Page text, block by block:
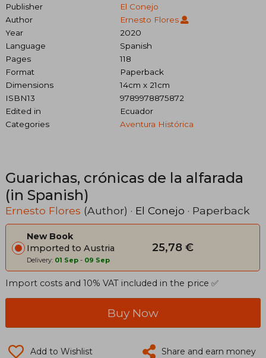
Publisher
El Conejo
Author
Ernesto Flores
Year
2020
Language
Spanish
Pages
118
Format
Paperback
Dimensions
14cm x 21cm
ISBN13
9789978875872
Edited in
Ecuador
Categories
Aventura Histórica
Guarichas, crónicas de la alfarada
(in Spanish)
Ernesto Flores (Author) · El Conejo · Paperback
New Book
Imported to Austria
Delivery: 01 Sep - 09 Sep
25,78 €
Import costs and 10% VAT included in the price ✅
Buy Now
Add to Wishlist Share and earn money